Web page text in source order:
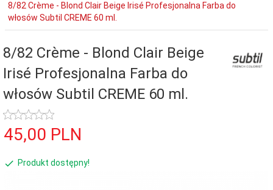
8/82 Crème - Blond Clair Beige Irisé Profesjonalna Farba do
włosów Subtil CREME 60 ml.
8/82 Crème - Blond Clair Beige
Irisé Profesjonalna Farba do
włosów Subtil CREME 60 ml.
45,00 PLN
Produkt dostępny!